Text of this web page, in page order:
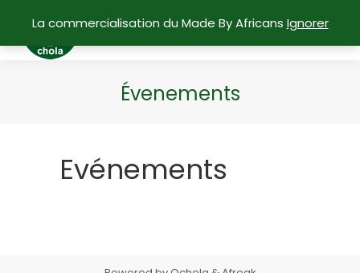
Évenements
Evénements
La commercialisation du Made By Africans Ignorer